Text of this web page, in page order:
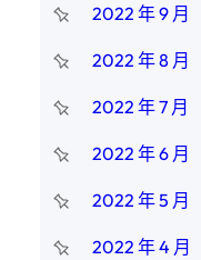
2022 年 9 月
2022 年 8 月
2022 年 7 月
2022 年 6 月
2022 年 5 月
2022 年 4 月